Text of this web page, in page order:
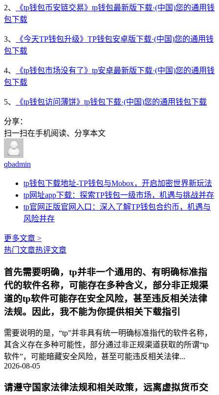
2、
《tp钱包币安链交易》tp钱包最新版下载·(中国)您的通用钱
包下载
3、
《今天TP钱包升级》TP钱包安卓版下载·(中国)您的通用钱
包下载
4、
《tp钱包市场没有了》tp安卓最新版下载·(中国)您的通用钱
包下载
5、 《tp钱包访问薄饼》tp钱包下载·(中国)您的通用钱包下载
分享：
扫一扫在手机阅读、分享本文
qbadmin
tp钱包下载地址-TP钱包与Mobox，开启加密世界新玩法
tp网址app下载：探索TP钱包一级市场，机遇与挑战并存
tp官网正版官网入口：深入了解TP钱包合约币，机遇与
风险并存
更多文章 >
热门文章热评文章
首先需要明确，tp并非一个通用的、有明确标准指
代的软件名称，可能存在多种含义，部分非正规渠
道的tp软件可能存在安全风险，甚至违反相关法律
法规。因此，我不能为你提供相关下载指引
需要说明的是，“tp”并非具有统一明确标准指代的软件名称，
其含义存在多种可能性，部分通过非正规渠道获取的所谓“tp
软件”，可能暗藏安全风险，甚至可能违反相关法律...
2026-08-05
请遵守国家法律法规和相关政策，远离虚拟货币交